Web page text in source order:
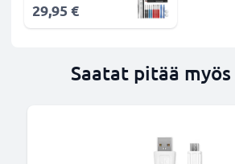
29,95 €
Saatat pitää